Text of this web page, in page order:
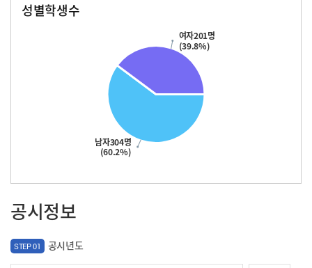
성별학생수
남자304명
(60.2%)
여자201명
(39.8%)
공시정보
STEP 01 공시년도